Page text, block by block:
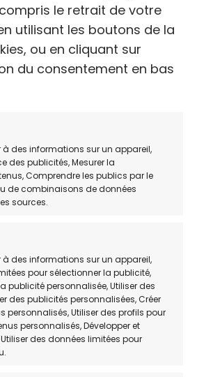
le retrait de votre
utilisant les boutons de la
ou en cliquant sur
du consentement en bas
des informations sur un appareil,
des publicités, Mesurer la
Comprendre les publics par le
de combinaisons de données
sources.
des informations sur un appareil,
pour sélectionner la publicité,
publicité personnalisée, Utiliser des
des publicités personnalisées, Créer
personnalisés, Utiliser des profils pour
personnalisés, Développer et
des données limitées pour
de Narbonne
Pla, Route Nationale 113,
68